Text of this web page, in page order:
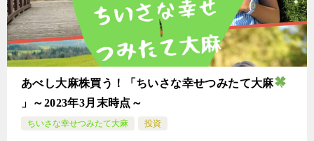
あべし大麻株買う！「ちいさな幸せつみたて大麻
」～2023年3月末時点～
ちいさな幸せつみたて大麻 投資